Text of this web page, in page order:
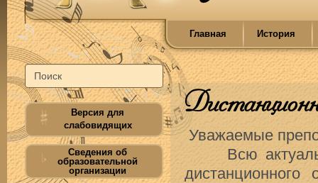
Главная История
Версия для
слабовидящих
Сведения об
образовательной
организации
Уважаемые
Всю